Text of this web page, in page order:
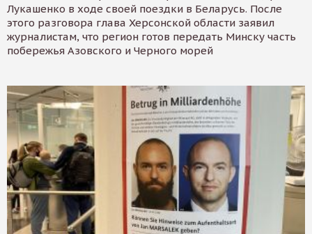
Лукашенко в ходе своей поездки в Беларусь. После
этого разговора глава Херсонской области заявил
журналистам, что регион готов передать Минску часть
побережья Азовского и Черного морей